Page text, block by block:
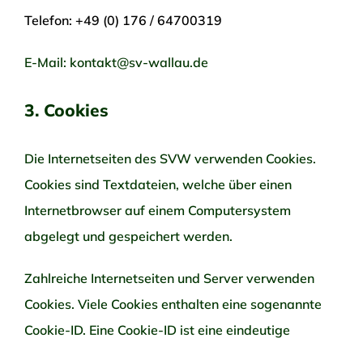
Telefon: +49 (0) 176 / 64700319
E-Mail: kontakt@sv-wallau.de
3. Cookies
Die Internetseiten des SVW verwenden Cookies.
Cookies sind Textdateien, welche über einen
Internetbrowser auf einem Computersystem
abgelegt und gespeichert werden.
Zahlreiche Internetseiten und Server verwenden
Cookies. Viele Cookies enthalten eine sogenannte
Cookie-ID. Eine Cookie-ID ist eine eindeutige